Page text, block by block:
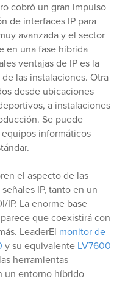
cobró un gran impulso
de interfaces IP para
avanzada y el sector
en una fase híbrida
ventajas de IP es la
las instalaciones. Otra
desde ubicaciones
a instalaciones
Se puede
informáticos
el aspecto de las
IP, tanto en un
IP. La enorme base
que coexistirá con
LeaderEl monitor de
y su equivalente LV7600
herramientas
un entorno híbrido